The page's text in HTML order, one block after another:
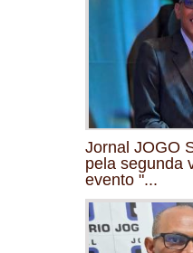
Jornal JOGO
pela segunda
evento "...